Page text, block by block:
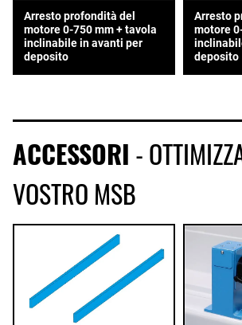
Arresto profondità del
motore 0-750 mm + tavola
inclinabile in avanti per
deposito
Arresto
motore
deposito
ACCESSORI -
VOSTRO MSB